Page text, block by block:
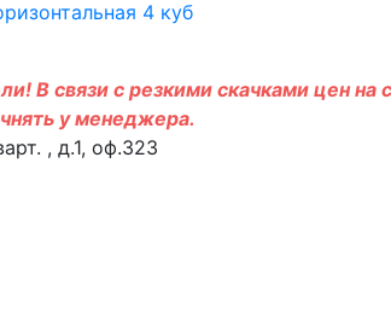
В связи с резкими скачками цен на
у менеджера.
, д.1, оф.323